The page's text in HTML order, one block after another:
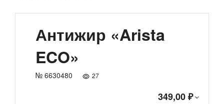
Антижир «Arista
ECO»
№ 6630480 27
349,00 ₽